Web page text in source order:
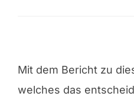
Mit dem Bericht zu
welches das